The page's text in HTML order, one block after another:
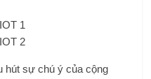
hút sự chú ý của cộng